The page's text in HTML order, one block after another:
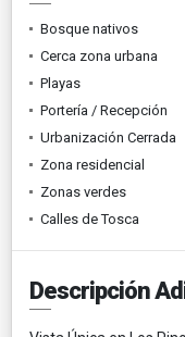
Bosque nativos
Cerca zona urbana
Playas
Portería / Recepción
Urbanización Cerrada
Zona residencial
Zonas verdes
Calles de Tosca
Descripción